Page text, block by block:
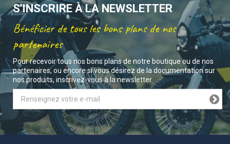
S'INSCRIRE À LA NEWSLETTER
Bénéficier de tous les bons plans de nos
partenaires
Pour recevoir tous nos bons plans de notre boutique ou de nos
partenaires, ou encore si vous désirez de la documentation sur
nos produits, inscrivez-vous à la newsletter.